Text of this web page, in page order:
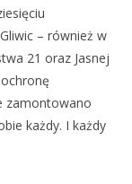
– również w
21 oraz Jasnej
zamontowano
każdy. I każdy